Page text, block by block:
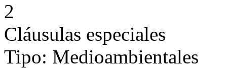
2
Cláusulas especiales
Tipo: Medioambientales